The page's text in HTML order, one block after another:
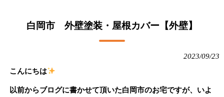
白岡市 外壁塗装・屋根カバー【外壁】
2023/09/23
こんにちは
以前からブログに書かせて頂いた白岡市のお宅ですが、いよ